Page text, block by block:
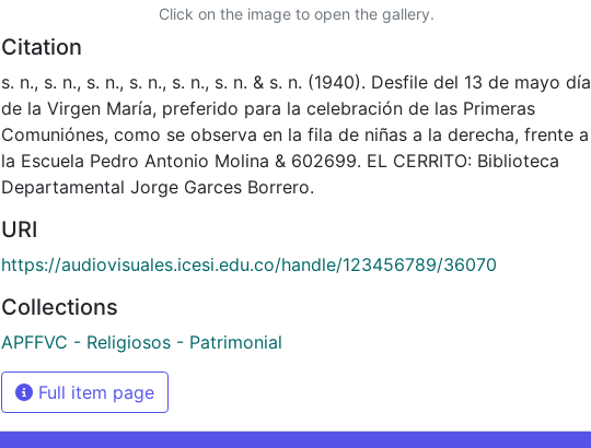
Click on the image to open the gallery.
Citation
s. n., s. n., s. n., s. n., s. n., s. n. & s. n. (1940). Desfile del 13 de mayo día
de la Virgen María, preferido para la celebración de las Primeras
Comuniónes, como se observa en la fila de niñas a la derecha, frente a
la Escuela Pedro Antonio Molina & 602699. EL CERRITO: Biblioteca
Departamental Jorge Garces Borrero.
URI
https://audiovisuales.icesi.edu.co/handle/123456789/36070
Collections
APFFVC - Religiosos - Patrimonial
Full item page